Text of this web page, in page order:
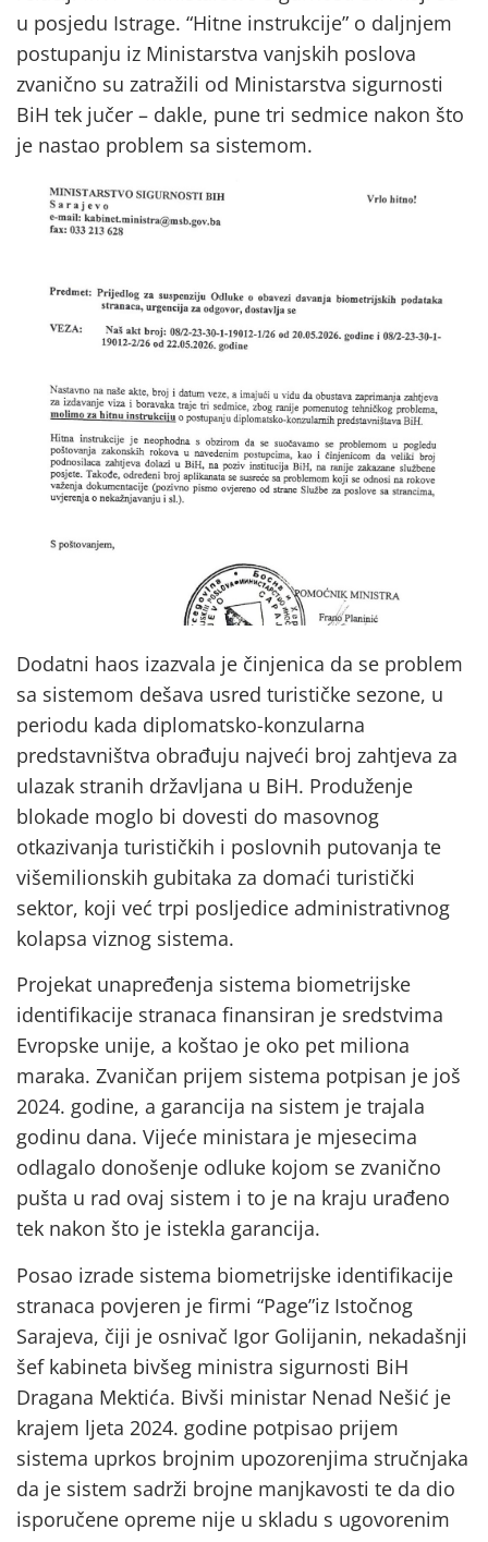
u posjedu Istrage. “Hitne instrukcije” o daljnjem
postupanju iz Ministarstva vanjskih poslova
zvanično su zatražili od Ministarstva sigurnosti
BiH tek jučer – dakle, pune tri sedmice nakon što
je nastao problem sa sistemom.
Dodatni haos izazvala je činjenica da se problem
sa sistemom dešava usred turističke sezone, u
periodu kada diplomatsko-konzularna
predstavništva obrađuju najveći broj zahtjeva za
ulazak stranih državljana u BiH. Produženje
blokade moglo bi dovesti do masovnog
otkazivanja turističkih i poslovnih putovanja te
višemilionskih gubitaka za domaći turistički
sektor, koji već trpi posljedice administrativnog
kolapsa viznog sistema.
Projekat unapređenja sistema biometrijske
identifikacije stranaca finansiran je sredstvima
Evropske unije, a koštao je oko pet miliona
maraka. Zvaničan prijem sistema potpisan je još
2024. godine, a garancija na sistem je trajala
godinu dana. Vijeće ministara je mjesecima
odlagalo donošenje odluke kojom se zvanično
pušta u rad ovaj sistem i to je na kraju urađeno
tek nakon što je istekla garancija.
Posao izrade sistema biometrijske identifikacije
stranaca povjeren je firmi “Page”iz Istočnog
Sarajeva, čiji je osnivač Igor Golijanin, nekadašnji
šef kabineta bivšeg ministra sigurnosti BiH
Dragana Mektića. Bivši ministar Nenad Nešić je
krajem ljeta 2024. godine potpisao prijem
sistema uprkos brojnim upozorenjima stručnjaka
da je sistem sadrži brojne manjkavosti te da dio
isporučene opreme nije u skladu s ugovorenim